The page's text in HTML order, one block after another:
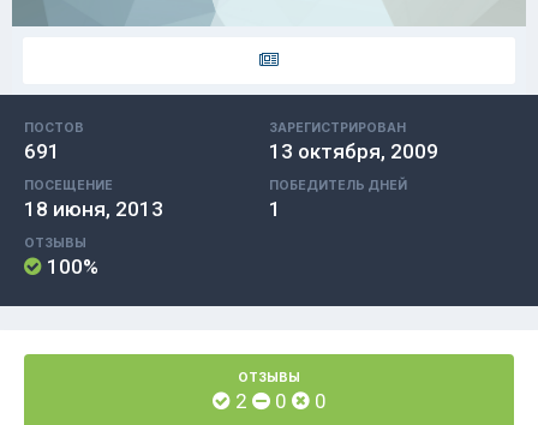
ПОСТОВ
691
ЗАРЕГИСТРИРОВАН
13 октября, 2009
ПОСЕЩЕНИЕ
18 июня, 2013
ПОБЕДИТЕЛЬ ДНЕЙ
1
ОТЗЫВЫ
100%
ОТЗЫВЫ
2 0 0